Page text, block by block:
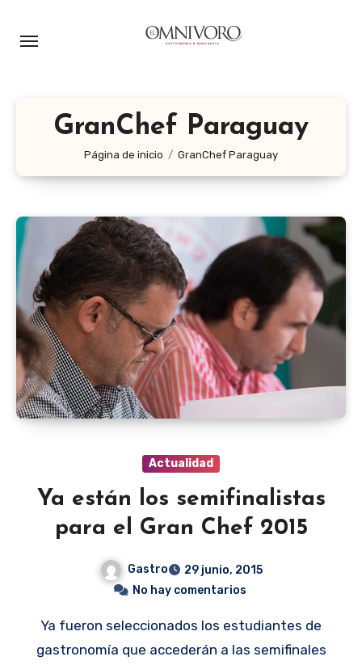
GranChef Paraguay
Página de inicio GranChef Paraguay
Actualidad
Ya están los semifinalistas
para el Gran Chef 2015
Gastro
29 junio, 2015
No hay comentarios
Ya fueron seleccionados los estudiantes de
gastronomía que accederán a las semifinales